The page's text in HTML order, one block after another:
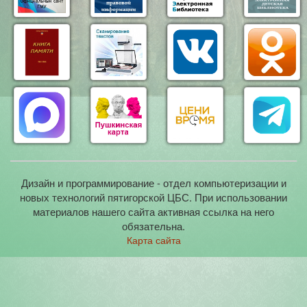
Дизайн и программирование - отдел компьютеризации и
новых технологий пятигорской ЦБС. При использовании
материалов нашего сайта активная ссылка на него
обязательна.
Карта сайта